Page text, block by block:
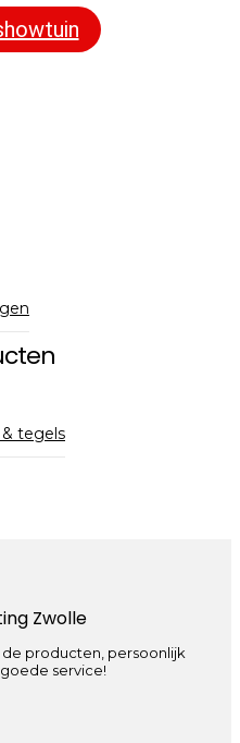
tegels
Zwolle
producten, persoonlijk
service!